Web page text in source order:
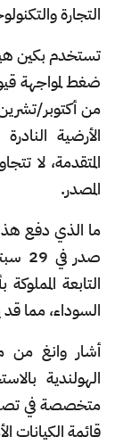
التجارة
تستخدم بكين
ضغط لمواجهة
من أكتوبر/
الأرضية
المصدر.
ما الذي دفع هذا
التابعة
السوداء، مما قد يؤثر على
أشار وانغ من
الهولندية
متخصصة في
قائمة الكيانات